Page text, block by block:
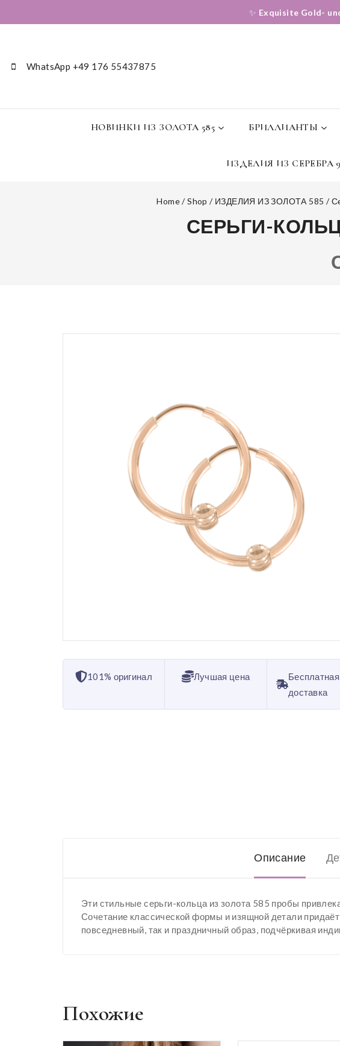
✨ Exquisite Gold-
WhatsApp +49 176 55437875
НОВИНКИ ИЗ ЗОЛОТА 585 БРИЛЛИАНТЫ
ИЗДЕЛИЯ ИЗ СЕРЕБРА
Home / Shop / ИЗДЕЛИЯ ИЗ ЗОЛОТА 585 /
СЕРЬГИ-
101% оригинал Лучшая цена
Бесплатная
доставка
Описание
Эти стильные серьги-кольца из золота 585 пробы
Сочетание классической формы и изящной детали
повседневный, так и праздничный образ, подчёркивая
Похожие